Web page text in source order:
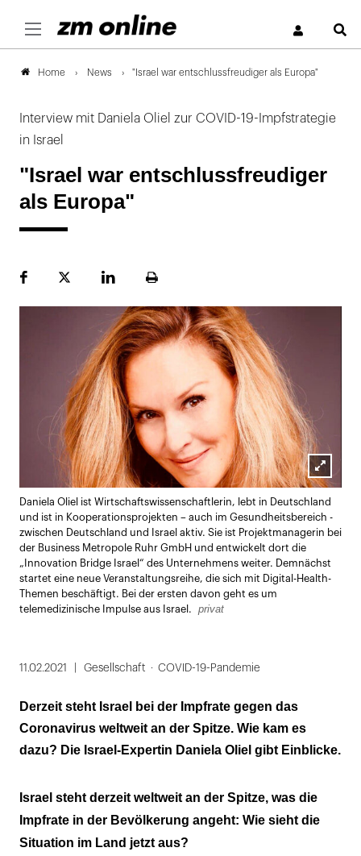
Home News "Israel war entschlussfreudiger als Europa"
Interview mit Daniela Oliel zur COVID-19-Impfstrategie
in Israel
"Israel war entschlussfreudiger
als Europa"
FacebookPlattformLinekdInSeite
Lightbox
öffnen
Daniela Oliel ist Wirtschaftswissenschaftlerin, lebt in Deutschland
und ist in Kooperationsprojekten – auch im Gesundheitsbereich -
zwischen Deutschland und Israel aktiv. Sie ist Projektmanagerin bei
der Business Metropole Ruhr GmbH und entwickelt dort die
„Innovation Bridge Israel“ des Unternehmens weiter. Demnächst
startet eine neue Veranstaltungsreihe, die sich mit Digital-Health-
Themen beschäftigt. Bei der ersten davon geht es um
telemedizinische Impulse aus Israel.
privat
11.02.2021 Gesellschaft COVID-19-Pandemie
Derzeit steht Israel bei der Impfrate gegen das
Coronavirus weltweit an der Spitze. Wie kam es
dazu? Die Israel-Expertin Daniela Oliel gibt Einblicke.
Israel steht derzeit weltweit an der Spitze, was die
Impfrate in der Bevölkerung angeht: Wie sieht die
Situation im Land jetzt aus?